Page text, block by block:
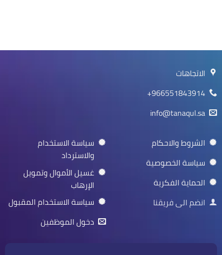
الاتجاهات
966551843914+
info@tanaqul.sa
الشروط والاحكام
سياسة الخصوصية
الحماية الفكرية
انضم الى فريقنا
سياسة الاستخدام
والاسترداد
غسيل الأموال وتمويل
الإرهاب
سياسة الاستخدام المقبول
دخول الموظفين